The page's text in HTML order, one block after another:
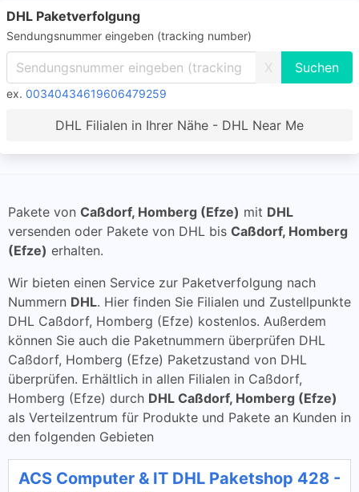
DHL Paketverfolgung
Sendungsnummer eingeben (tracking number)
X
ex. 00340434619606479259
DHL Filialen in Ihrer Nähe - DHL Near Me
Pakete von Caßdorf, Homberg (Efze) mit DHL
versenden oder Pakete von DHL bis Caßdorf, Homberg
(Efze) erhalten.
Wir bieten einen Service zur Paketverfolgung nach
Nummern DHL. Hier finden Sie Filialen und Zustellpunkte
DHL Caßdorf, Homberg (Efze) kostenlos. Außerdem
können Sie auch die Paketnummern überprüfen DHL
Caßdorf, Homberg (Efze) Paketzustand von DHL
überprüfen. Erhältlich in allen Filialen in Caßdorf,
Homberg (Efze) durch DHL Caßdorf, Homberg (Efze)
als Verteilzentrum für Produkte und Pakete an Kunden in
den folgenden Gebieten
ACS Computer & IT DHL Paketshop 428 -